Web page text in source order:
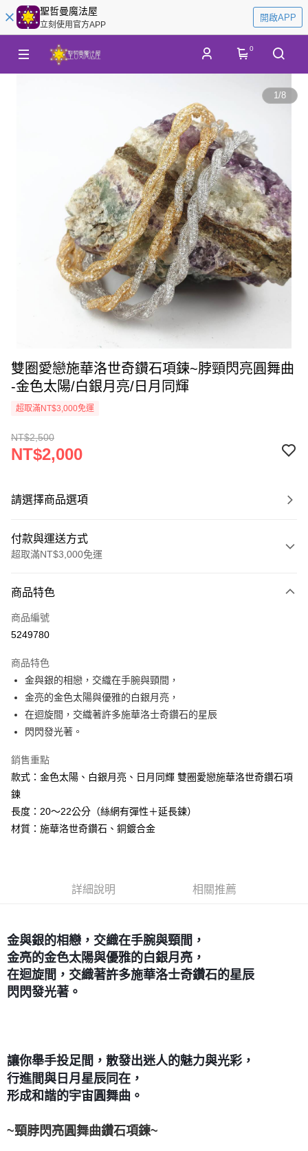
聖哲曼魔法屋
立刻使用官方APP
開啟APP
0
1/8
雙圈愛戀施華洛世奇鑽石項鍊~脖頸閃亮圓舞曲
-金色太陽/白銀月亮/日月同輝
超取滿NT$3,000免運
NT$2,500
NT$2,000
請選擇商品選項
付款與運送方式
超取滿NT$3,000免運
信用卡一次付款
超商取貨付款
Apple Pay
街口支付
悠遊付
ATM付款
全家取貨付款
每筆NT$80，滿NT$3,000(含以上)免運費
賣家宅配幫您送（台灣）
郵局幫你送（離島）
每筆NT$80，滿NT$3,000(含以上)免運費
付款後門市自取
商品特色
商品編號
5249780
商品特色
金與銀的相戀，交織在手腕與頸間，
金亮的金色太陽與優雅的白銀月亮，
在迴旋間，交織著許多施華洛士奇鑽石的星辰
閃閃發光著。
銷售重點
款式：金色太陽、白銀月亮、日月同輝 雙圈愛戀施華洛世奇鑽石項
鍊
長度：20～22公分（絲網有彈性＋延長鍊）
材質：施華洛世奇鑽石、銅鍍合金
詳細說明 相關推薦
金與銀的相戀，交織在手腕與頸間，
金亮的金色太陽與優雅的白銀月亮，
在迴旋間，交織著許多施華洛士奇鑽石的星辰
閃閃發光著。
讓你舉手投足間，散發出迷人的魅力與光彩，
行進間與日月星辰同在，
形成和諧的宇宙圓舞曲。
~頸脖閃亮圓舞曲鑽石項鍊~